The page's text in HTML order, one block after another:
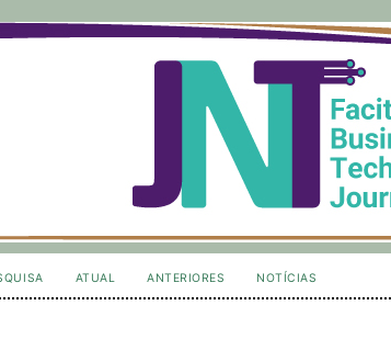
ATUAL ANTERIORES NOTÍCIAS